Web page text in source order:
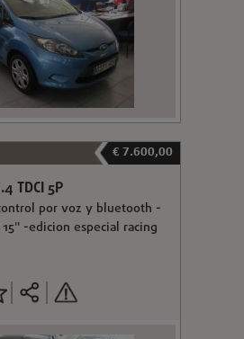
€ 7.600,00
TDCI 5P
por voz y bluetooth -
-edicion especial racing